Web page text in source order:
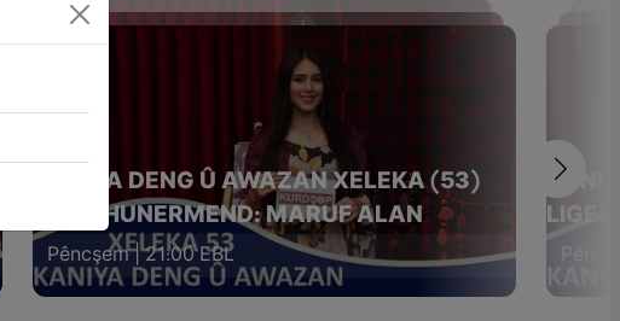
KANIYA DENG Û AWAZAN XELEKA (53)
LIGEL HUNERMEND: MARUF ALAN
Pêncşem | 21:00 EBL